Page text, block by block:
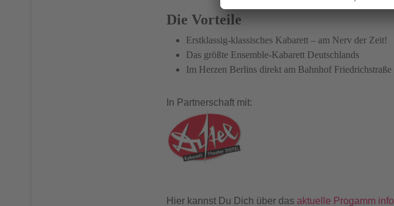
Die Vorteile
Erstklassig-klassisches Kabarett – am Nerv der Zeit!
Das größte Ensemble-Kabarett Deutschlands
Im Herzen Berlins direkt am Bahnhof Friedrichstraße
In Partnerschaft mit:
Hier kannst Du Dich über das aktuelle Progamm